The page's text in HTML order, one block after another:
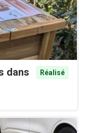
dans
Réalisé